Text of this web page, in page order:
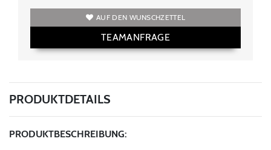
AUF DEN WUNSCHZETTEL
TEAMANFRAGE
PRODUKTDETAILS
PRODUKTBESCHREIBUNG: